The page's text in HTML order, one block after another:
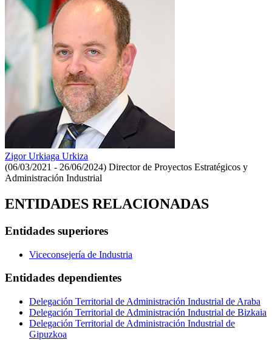
Zigor Urkiaga Urkiza
(06/03/2021 - 26/06/2024) Director de Proyectos Estratégicos y
Administración Industrial
ENTIDADES RELACIONADAS
Entidades superiores
Viceconsejería de Industria
Entidades dependientes
Delegación Territorial de Administración Industrial de Araba
Delegación Territorial de Administración Industrial de Bizkaia
Delegación Territorial de Administración Industrial de
Gipuzkoa